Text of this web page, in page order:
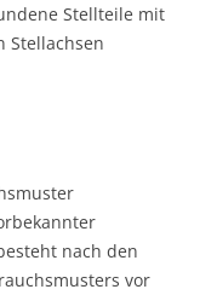
Stellteile mit
Stellachsen
nach den
vor